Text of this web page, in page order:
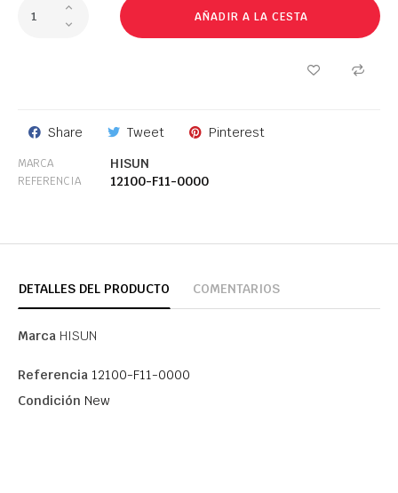
AÑADIR A LA CESTA
Share Tweet Pinterest
MARCA HISUN
REFERENCIA 12100-F11-0000
DETALLES DEL PRODUCTO COMENTARIOS
Marca HISUN
Referencia 12100-F11-0000
Condición New